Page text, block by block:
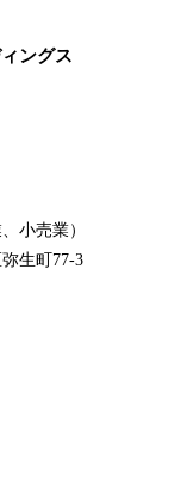
ングス
小売業）
生町77-3